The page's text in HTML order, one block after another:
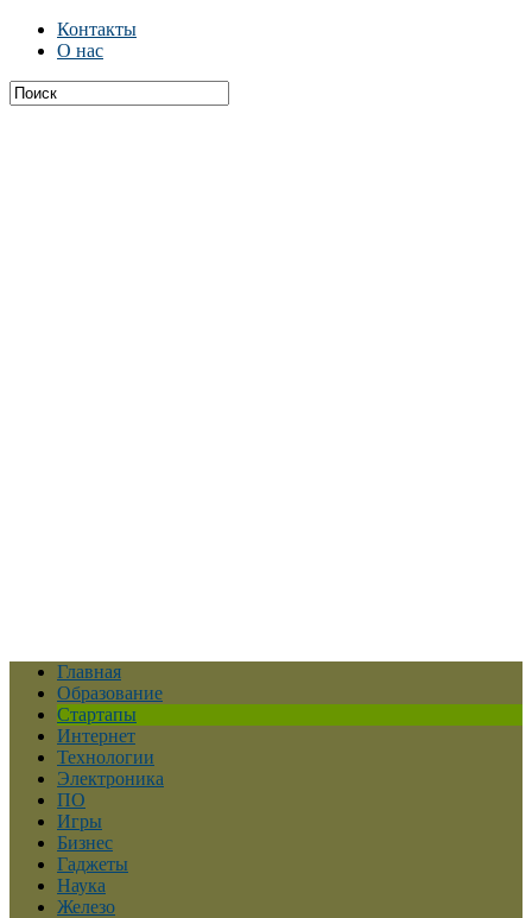
Контакты
О нас
Главная
Образование
Стартапы
Интернет
Технологии
Электроника
ПО
Игры
Бизнес
Гаджеты
Наука
Железо